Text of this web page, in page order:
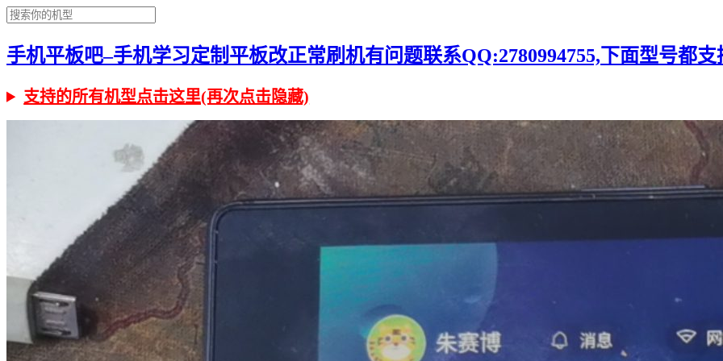
手机平板吧–手机学习定制平板改正常刷机有问题联系QQ:2780994755,下面型号都支
支持的所有机型点击这里(再次点击隐藏)